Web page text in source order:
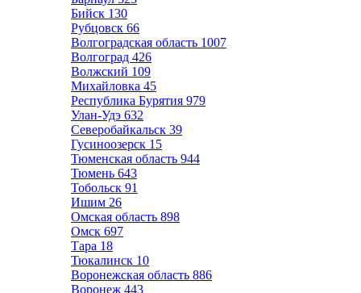
Бийск 130
Рубцовск 66
Волгоградская область 1007
Волгоград 426
Волжский 109
Михайловка 45
Республика Бурятия 979
Улан-Удэ 632
Северобайкальск 39
Гусиноозерск 15
Тюменская область 944
Тюмень 643
Тобольск 91
Ишим 26
Омская область 898
Омск 697
Тара 18
Тюкалинск 10
Воронежская область 886
Воронеж 443